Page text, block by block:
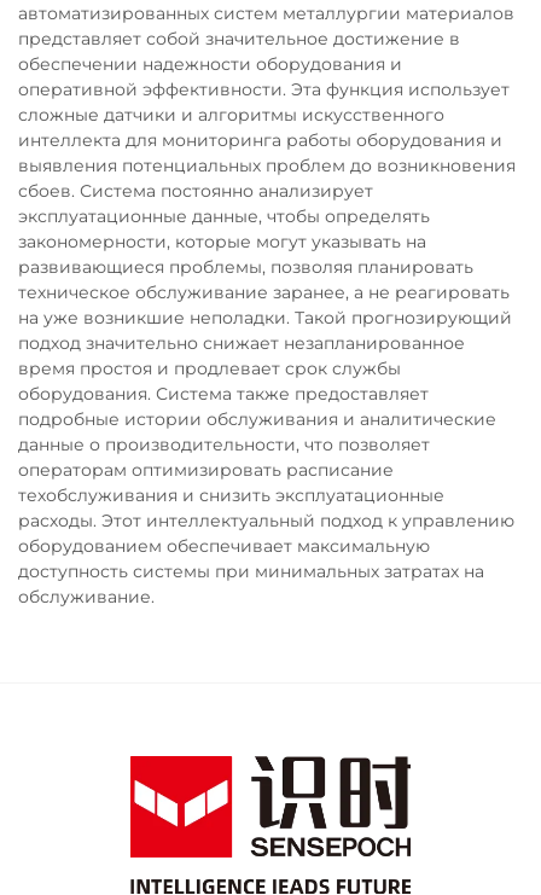
автоматизированных систем металлургии материалов
представляет собой значительное достижение в
обеспечении надежности оборудования и
оперативной эффективности. Эта функция использует
сложные датчики и алгоритмы искусственного
интеллекта для мониторинга работы оборудования и
выявления потенциальных проблем до возникновения
сбоев. Система постоянно анализирует
эксплуатационные данные, чтобы определять
закономерности, которые могут указывать на
развивающиеся проблемы, позволяя планировать
техническое обслуживание заранее, а не реагировать
на уже возникшие неполадки. Такой прогнозирующий
подход значительно снижает незапланированное
время простоя и продлевает срок службы
оборудования. Система также предоставляет
подробные истории обслуживания и аналитические
данные о производительности, что позволяет
операторам оптимизировать расписание
техобслуживания и снизить эксплуатационные
расходы. Этот интеллектуальный подход к управлению
оборудованием обеспечивает максимальную
доступность системы при минимальных затратах на
обслуживание.